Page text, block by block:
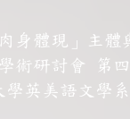
體現」主體
術研討會 第
學英美語文學